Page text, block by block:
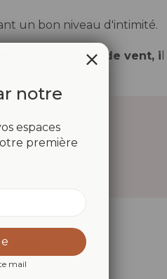
un bon niveau d'intimité.
cas de rafales de vent, i
notre
espaces
première
mail